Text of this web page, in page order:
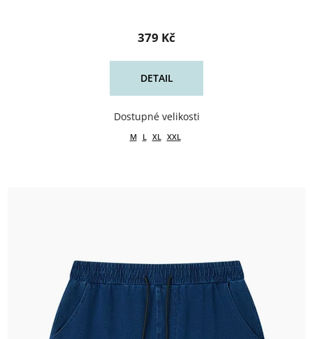
379 Kč
DETAIL
M L XL XXL